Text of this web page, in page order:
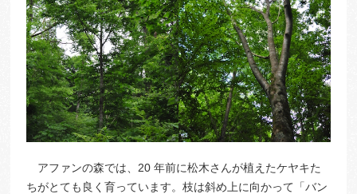
アファンの森では、20 年前に松木さんが植えたケヤキた
ちがとても良く育っています。枝は斜め上に向かって「バン